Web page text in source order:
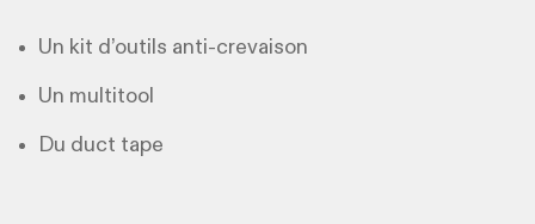
Un kit d’outils anti-crevaison
Un multitool
Du duct tape